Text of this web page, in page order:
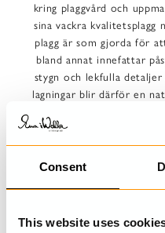
Consent
This website uses
kring plaggvård och
sina vackra kvalitetsplagg
plagg är som gjorda för
bland annat innefattar
stygn och lekfulla
lagningar blir därför en
saknas en knapp kan den
att plagget
Vi driver även projekt
material som